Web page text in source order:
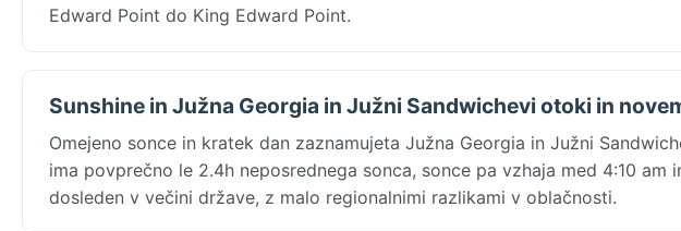
Edward Point do King Edward Point.
Sunshine in Južna Georgia in Južni Sandwichevi otoki in
Omejeno sonce in kratek dan zaznamujeta Južna Georgia in Južni
ima povprečno le 2.4h neposrednega sonca, sonce pa vzhaja med 4:10 am
dosleden v večini države, z malo regionalnimi razlikami v oblačnosti.